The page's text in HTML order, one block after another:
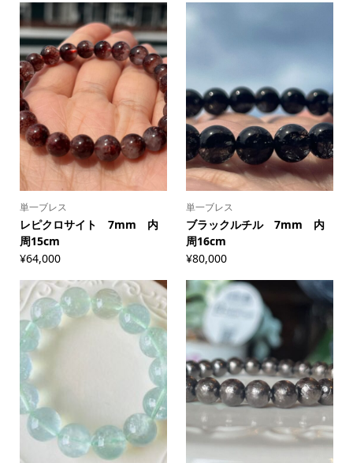
単一ブレス
レピクロサイト 7mm 内
周15cm
¥64,000
単一ブレス
ブラックルチル 7mm 内
周16cm
¥80,000